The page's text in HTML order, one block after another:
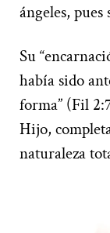
ángeles,
Su
había sido
forma” (Fil
Hijo,
naturaleza